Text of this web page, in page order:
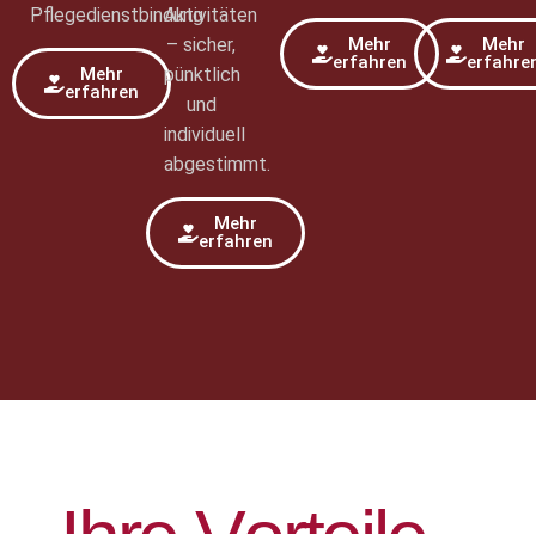
Pflegedienstbindung
Mehr
erfahren
Aktivitäten
– sicher,
pünktlich
und
individuell
abgestimmt.
Mehr
erfahren
Mehr
erfahren
Mehr